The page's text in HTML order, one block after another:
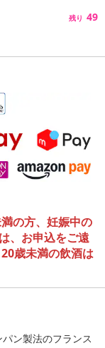
残り 49
の方、妊娠中の
、お申込をご遠
歳未満の飲酒は
ン製法のフランス